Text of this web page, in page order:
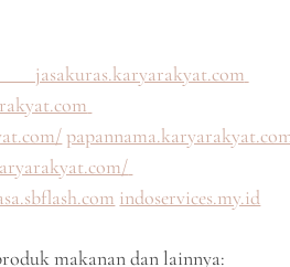
indoservices.my.id
makanan dan lainnya: